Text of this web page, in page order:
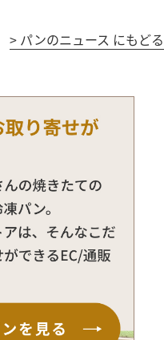
> パンのニュース にもどる